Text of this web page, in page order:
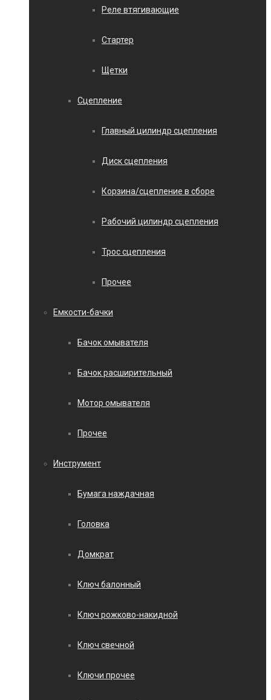
Реле втягивающие
Стартер
Щетки
Сцепление
Главный цилиндр сцепления
Диск сцепления
Корзина/сцепление в сборе
Рабочий цилиндр сцепления
Трос сцепления
Прочее
Емкости-бачки
Бачок омывателя
Бачок расширительный
Мотор омывателя
Прочее
Инструмент
Бумага наждачная
Головка
Домкрат
Ключ балонный
Ключ рожково-накидной
Ключ свечной
Ключи прочее